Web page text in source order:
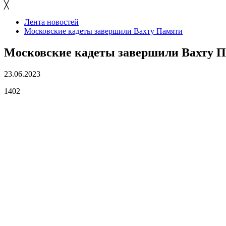
╳
Лента новостей
Московские кадеты завершили Вахту Памяти
Московские кадеты завершили Вахту
23.06.2023
1402